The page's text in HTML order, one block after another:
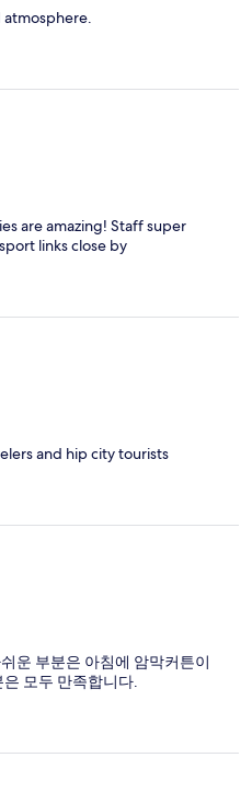
are amazing! Staff super
links close by
and hip city tourists
운 부분은 아침에 암막커튼이
모두 만족합니다.